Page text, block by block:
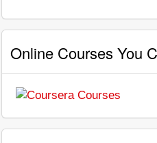
Online Courses You